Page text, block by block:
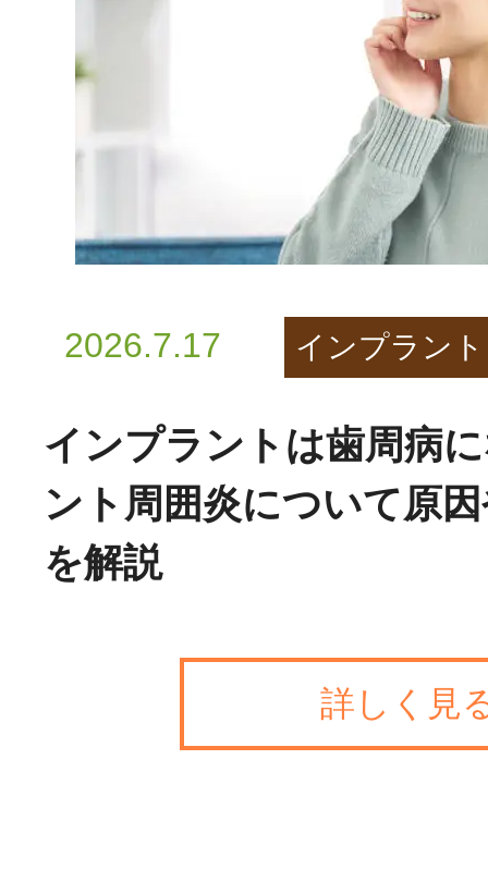
2026.7.17 インプラント
インプラントは歯周病
ント周囲炎について原
を解説
詳しく見